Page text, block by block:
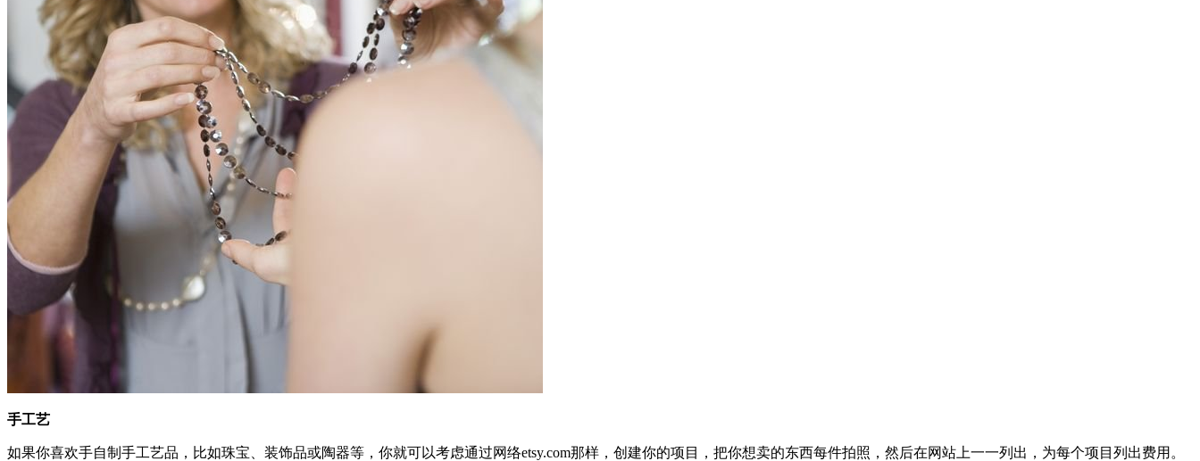
手工艺
如果你喜欢手自制手工艺品，比如珠宝、装饰品或陶器等，你就可以考虑通过网络etsy.com那样，创建你的项目，把你想卖的东西每件拍照，然后在网站上一一列出，为每个项目列出费用。